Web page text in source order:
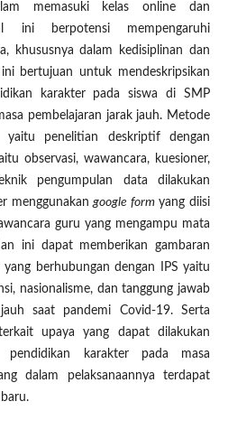
memasuki kelas online dan
ini berpotensi mempengaruhi
khususnya dalam kedisiplinan dan
bertujuan untuk mendeskripsikan
karakter pada siswa di SMP
pembelajaran jarak jauh. Metode
yaitu penelitian deskriptif dengan
observasi, wawancara, kuesioner,
pengumpulan data dilakukan
menggunakangoogle formyang diisi
guru yang mengampu mata
ini dapat memberikan gambaran
berhubungan dengan IPS yaitu
nasionalisme, dan tanggung jawab
saat pandemi Covid-19. Serta
upaya yang dapat dilakukan
karakter pada masa
dalam pelaksanaannya terdapat